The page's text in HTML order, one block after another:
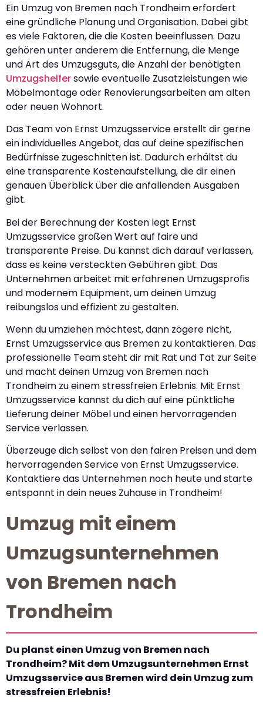
Ein Umzug von Bremen nach Trondheim erfordert
eine gründliche Planung und Organisation. Dabei gibt
es viele Faktoren, die die Kosten beeinflussen. Dazu
gehören unter anderem die Entfernung, die Menge
und Art des Umzugsguts, die Anzahl der benötigten
Umzugshelfersowie eventuelle Zusatzleistungen wie
Möbelmontage oder Renovierungsarbeiten am alten
oder neuen Wohnort.
Das Team von Ernst Umzugsservice erstellt dir gerne
ein individuelles Angebot, das auf deine spezifischen
Bedürfnisse zugeschnitten ist. Dadurch erhältst du
eine transparente Kostenaufstellung, die dir einen
genauen Überblick über die anfallenden Ausgaben
gibt.
Bei der Berechnung der Kosten legt Ernst
Umzugsservice großen Wert auf faire und
transparente Preise. Du kannst dich darauf verlassen,
dass es keine versteckten Gebühren gibt. Das
Unternehmen arbeitet mit erfahrenen Umzugsprofis
und modernem Equipment, um deinen Umzug
reibungslos und effizient zu gestalten.
Wenn du umziehen möchtest, dann zögere nicht,
Ernst Umzugsservice aus Bremen zu kontaktieren. Das
professionelle Team steht dir mit Rat und Tat zur Seite
und macht deinen Umzug von Bremen nach
Trondheim zu einem stressfreien Erlebnis. Mit Ernst
Umzugsservice kannst du dich auf eine pünktliche
Lieferung deiner Möbel und einen hervorragenden
Service verlassen.
Überzeuge dich selbst von den fairen Preisen und dem
hervorragenden Service von Ernst Umzugsservice.
Kontaktiere das Unternehmen noch heute und starte
entspannt in dein neues Zuhause in Trondheim!
Umzug mit einem
Umzugsunternehmen
von Bremen nach
Trondheim
Du planst einen Umzug von Bremen nach
Trondheim? Mit dem Umzugsunternehmen Ernst
Umzugsservice aus Bremen wird dein Umzug zum
stressfreien Erlebnis!